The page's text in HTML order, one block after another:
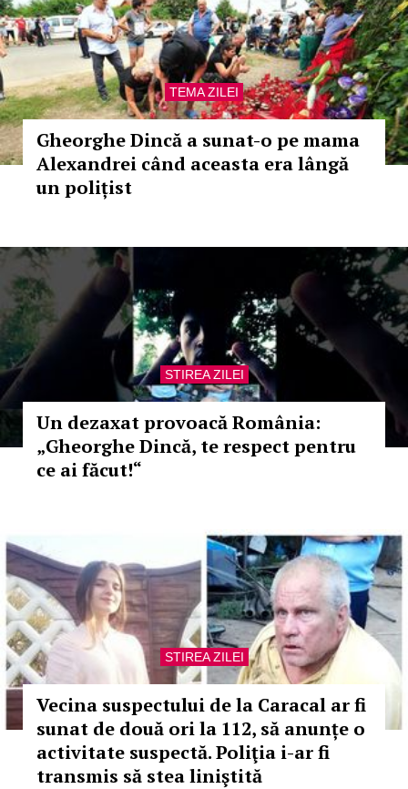
TEMA ZILEI
Gheorghe Dincă a sunat-o pe mama
Alexandrei când aceasta era lângă
un polițist
STIREA ZILEI
Un dezaxat provoacă România:
„Gheorghe Dincă, te respect pentru
ce ai făcut!“
STIREA ZILEI
Vecina suspectului de la Caracal ar fi
sunat de două ori la 112, să anunțe o
activitate suspectă. Poliţia i-ar fi
transmis să stea liniştită